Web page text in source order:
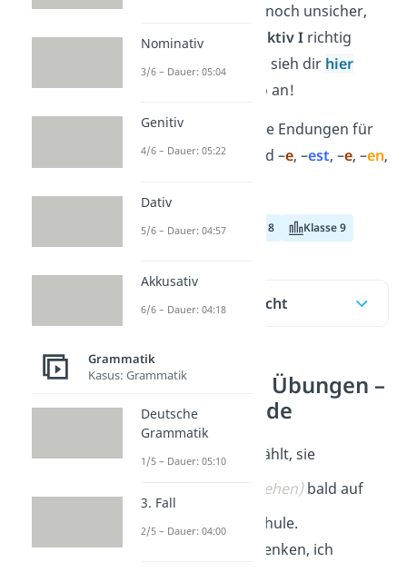
richtig! Bist du dir noch unsicher,
wie du den
Konjunktiv Irichtig
verwendest? Dann sieh dir hier
zuerst unser Video an!
Zur Erinnerung: Die Endungen für
den Konjunktiv sind –e, –est, –e, –en,
Klasse 7 Klasse 8 Klasse 9
Inhaltsübersicht
Konjunktiv I Übungen –
indirekte Rede
Sie hat mir erzählt, sie
(gehen)bald auf
eine andere Schule.
Meine Eltern denken, ich
Nominativ
3/6 – Dauer: 05:04
Genitiv
4/6 – Dauer: 05:22
Dativ
5/6 – Dauer: 04:57
Akkusativ
6/6 – Dauer: 04:18
Grammatik
Kasus: Grammatik
Deutsche
Grammatik
1/5 – Dauer: 05:10
3. Fall
2/5 – Dauer: 04:00